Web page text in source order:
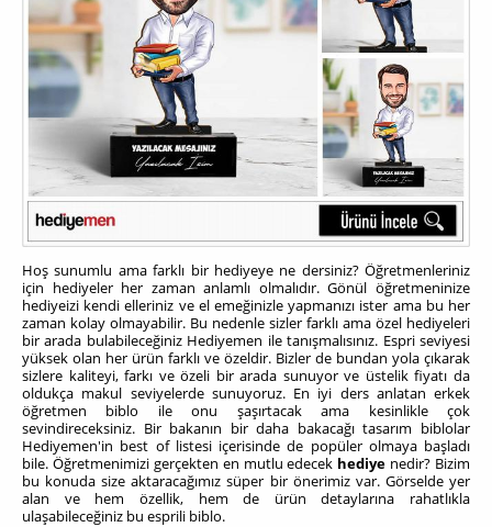
Hoş sunumlu ama farklı bir hediyeye ne dersiniz? Öğretmenleriniz
için hediyeler her zaman anlamlı olmalıdır. Gönül öğretmeninize
hediyeizi kendi elleriniz ve el emeğinizle yapmanızı ister ama bu her
zaman kolay olmayabilir. Bu nedenle sizler farklı ama özel hediyeleri
bir arada bulabileceğiniz Hediyemen ile tanışmalısınız. Espri seviyesi
yüksek olan her ürün farklı ve özeldir. Bizler de bundan yola çıkarak
sizlere kaliteyi, farkı ve özeli bir arada sunuyor ve üstelik fiyatı da
oldukça makul seviyelerde sunuyoruz. En iyi ders anlatan erkek
öğretmen biblo ile onu şaşırtacak ama kesinlikle çok
sevindireceksiniz. Bir bakanın bir daha bakacağı tasarım biblolar
Hediyemen'in best of listesi içerisinde de popüler olmaya başladı
bile. Öğretmenimizi gerçekten en mutlu edecek hediye nedir? Bizim
bu konuda size aktaracağımız süper bir önerimiz var. Görselde yer
alan ve hem özellik, hem de ürün detaylarına rahatlıkla
ulaşabileceğiniz bu esprili biblo.